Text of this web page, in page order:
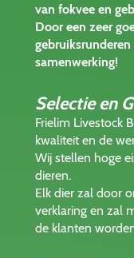
van fokvee en
Door een zeer
samenwerking!
Selectie en
Frielim Livestock
kwaliteit en de
Wij stellen hoge
dieren.
Elk dier zal door
verklaring en zal
de klanten